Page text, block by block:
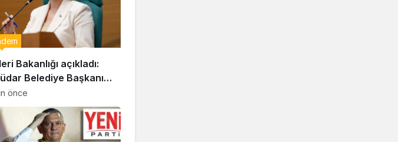
Bakanlığı açıkladı:
Belediye Başkanı
Dedetaş görevden
önce